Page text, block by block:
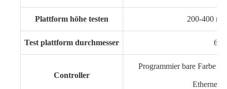
Plattform höhe testen 200-400
Test plattform durchmesser
Controller
Programmier bare Farbe
Ethernet-